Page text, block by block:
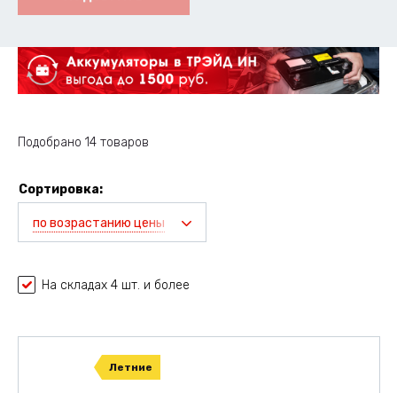
Подобрано 14 товаров
Сортировка:
по возрастанию цены
На складах 4 шт. и более
Летние